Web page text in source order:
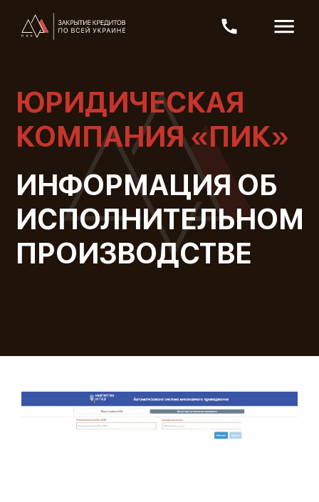
ЮРИДИЧЕСКАЯ
КОМПАНИЯ «ПИК»
ИНФОРМАЦИЯ ОБ
ИСПОЛНИТЕЛЬНОМ
ПРОИЗВОДСТВЕ